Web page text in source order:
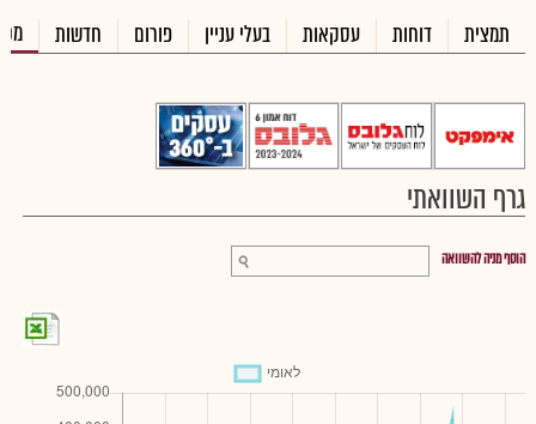
תמצית דוחות עסקאות בעלי עניין פורום חדשות
גרף השוואתי
הוסף מניה להשוואה